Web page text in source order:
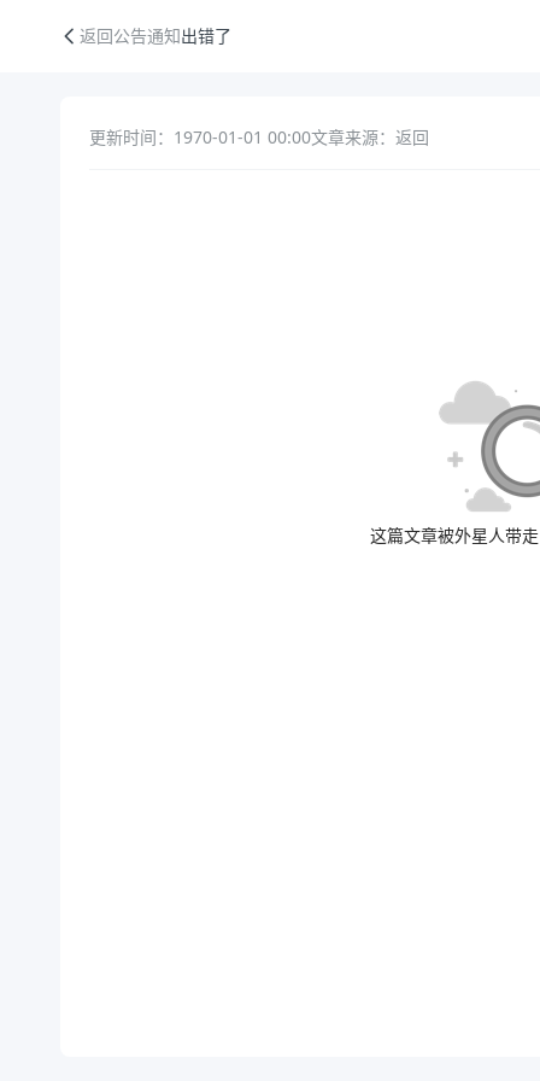
返回公告通知出错了
更新时间：1970-01-01 00:00文章来源：返回
这篇文章被外星人带